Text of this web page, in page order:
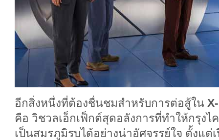
อีกสิ่งหนึ่งที่ต้องชื่นชมสำหรับการต่อสู้ใน
คือ วิชวลเอ็กเฟ็กต์สุดอลังการที่ทำให้กรุงไ
เป็นสมรภูมิรบได้อย่างน่าอัศจรรย์ใจ ตั้งแต่